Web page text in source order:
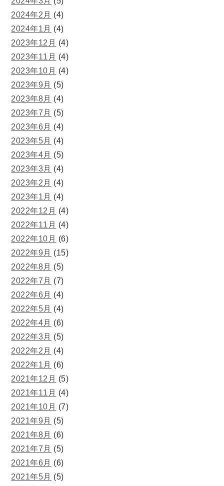
2024年2月 (4)
2024年1月 (4)
2023年12月 (4)
2023年11月 (4)
2023年10月 (4)
2023年9月 (5)
2023年8月 (4)
2023年7月 (5)
2023年6月 (4)
2023年5月 (4)
2023年4月 (5)
2023年3月 (4)
2023年2月 (4)
2023年1月 (4)
2022年12月 (4)
2022年11月 (4)
2022年10月 (6)
2022年9月 (15)
2022年8月 (5)
2022年7月 (7)
2022年6月 (4)
2022年5月 (4)
2022年4月 (6)
2022年3月 (5)
2022年2月 (4)
2022年1月 (6)
2021年12月 (5)
2021年11月 (4)
2021年10月 (7)
2021年9月 (5)
2021年8月 (6)
2021年7月 (5)
2021年6月 (6)
2021年5月 (5)